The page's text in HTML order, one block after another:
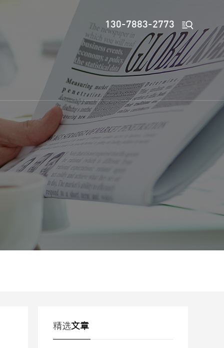
130-7883-2773 
精选文章